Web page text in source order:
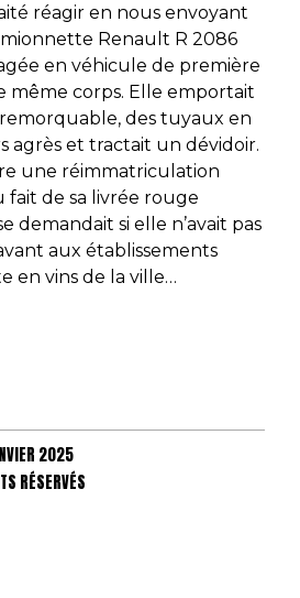
réagir en nous envoyant
Renault R 2086
en véhicule de première
même corps. Elle emportait
des tuyaux en
agrès et tractait un dévidoir.
une réimmatriculation
fait de sa livrée rouge
demandait si elle n’avait pas
aux établissements
en vins de la ville…
2025
RÉSERVÉS